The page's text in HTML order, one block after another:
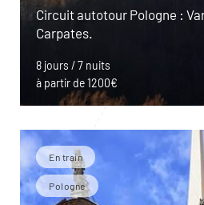
Circuit autotour Pologne :
Carpates.
8 jours / 7 nuits
à partir de 1200€
En train
Pologne